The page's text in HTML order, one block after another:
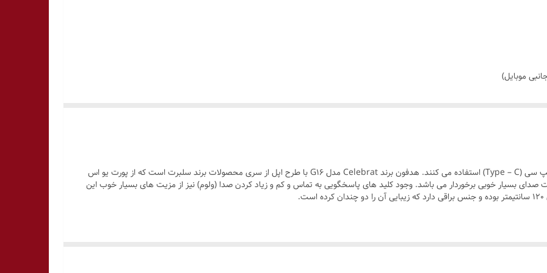
امروز اکثر کمپانی ها در ساخت گوشی های خود از پورت تایپ سی (Type – C) استفاده می کنند. هدفون برند Celebrat مدل G16 با طرح اپل از سری محصولات برند سلبرت است که از پورت یو اس
صدای بسیار خوبی برخوردار می باشد. وجود کلید های پاسخگویی به تماس و کم و زیاد کردن صدا (ولوم) نیز از مزیت های بسیار خوب این